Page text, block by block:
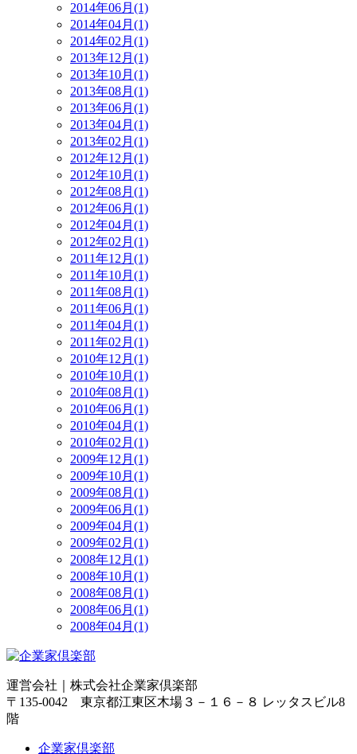
2014年06月(1)
2014年04月(1)
2014年02月(1)
2013年12月(1)
2013年10月(1)
2013年08月(1)
2013年06月(1)
2013年04月(1)
2013年02月(1)
2012年12月(1)
2012年10月(1)
2012年08月(1)
2012年06月(1)
2012年04月(1)
2012年02月(1)
2011年12月(1)
2011年10月(1)
2011年08月(1)
2011年06月(1)
2011年04月(1)
2011年02月(1)
2010年12月(1)
2010年10月(1)
2010年08月(1)
2010年06月(1)
2010年04月(1)
2010年02月(1)
2009年12月(1)
2009年10月(1)
2009年08月(1)
2009年06月(1)
2009年04月(1)
2009年02月(1)
2008年12月(1)
2008年10月(1)
2008年08月(1)
2008年06月(1)
2008年04月(1)
運営会社｜ 株式会社企業家倶楽部
〒135-0042 東京都江東区木場３－１６－８ レッタスビル8
階
企業家倶楽部